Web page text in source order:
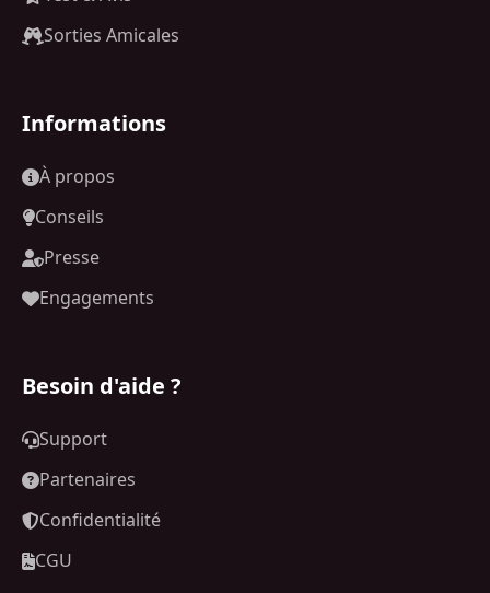
Sorties Amicales
Informations
À propos
Conseils
Presse
Engagements
Besoin d'aide ?
Support
Partenaires
Confidentialité
CGU